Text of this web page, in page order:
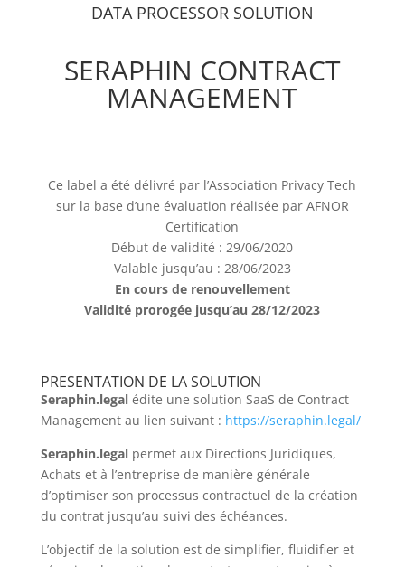
DATA PROCESSOR SOLUTION
SERAPHIN CONTRACT
MANAGEMENT
Ce label a été délivré par l’Association Privacy Tech
sur la base d’une évaluation réalisée par AFNOR
Certification
Début de validité : 29/06/2020
Valable jusqu’au : 28/06/2023
En cours de renouvellement
Validité prorogée jusqu’au 28/12/2023
PRESENTATION DE LA SOLUTION
Seraphin.legalédite une solution SaaS de Contract
Management au lien suivant : https://seraphin.legal/
Seraphin.legalpermet aux Directions Juridiques,
Achats et à l’entreprise de manière générale
d’optimiser son processus contractuel de la création
du contrat jusqu’au suivi des échéances.
L’objectif de la solution est de simplifier, fluidifier et